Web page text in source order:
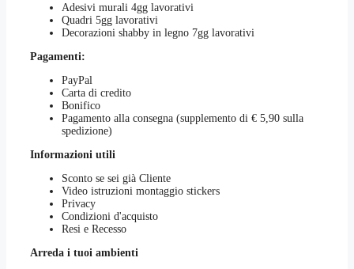
Adesivi murali 4gg lavorativi
Quadri 5gg lavorativi
Decorazioni shabby in legno 7gg lavorativi
Pagamenti:
PayPal
Carta di credito
Bonifico
Pagamento alla consegna (supplemento di € 5,90 sulla
spedizione)
Informazioni utili
Sconto se sei già Cliente
Video istruzioni montaggio stickers
Privacy
Condizioni d'acquisto
Resi e Recesso
Arreda i tuoi ambienti